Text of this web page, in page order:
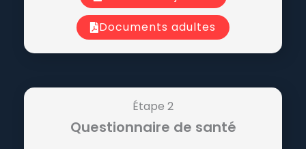
Documents adultes
Étape 2
Questionnaire de santé